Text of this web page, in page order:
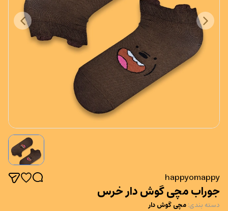
happyomappy
جوراب مچی گوش دار خرس
دسته بندی: مچی گوش دار